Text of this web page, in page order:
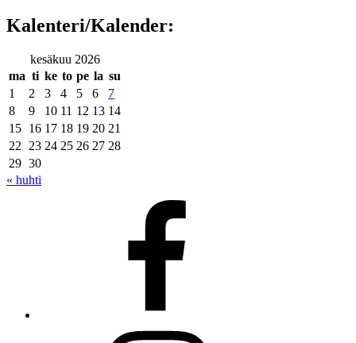
Kalenteri/Kalender:
kesäkuu 2026
ma ti ke to pe la su
1
2 3 4 5 6
7
8
9 10 11 12 13 14
15 16 17 18 19 20 21
22
23 24 25 26 27 28
29 30
« huhti